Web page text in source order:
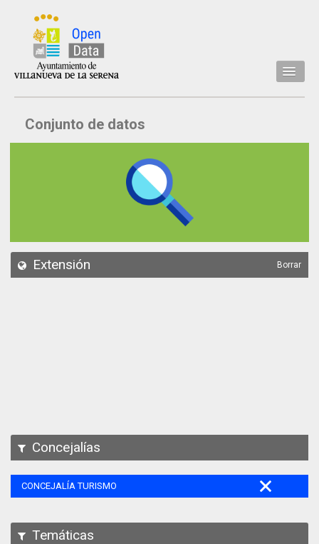
Inicio
Datos
API
Conjunto de datos
Extensión Borrar
Concejalías
CONCEJALÍA TURISMO
Temáticas